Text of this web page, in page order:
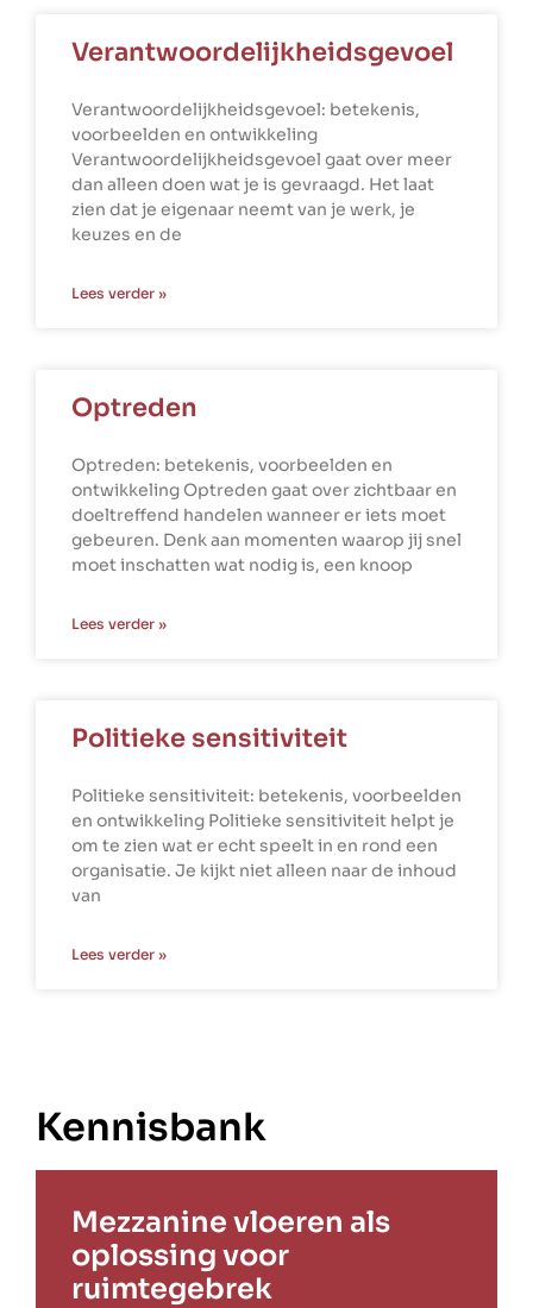
Verantwoordelijkheidsgevoel
Verantwoordelijkheidsgevoel: betekenis,
voorbeelden en ontwikkeling
Verantwoordelijkheidsgevoel gaat over meer
dan alleen doen wat je is gevraagd. Het laat
zien dat je eigenaar neemt van je werk, je
keuzes en de
Lees verder »
Optreden
Optreden: betekenis, voorbeelden en
ontwikkeling Optreden gaat over zichtbaar en
doeltreffend handelen wanneer er iets moet
gebeuren. Denk aan momenten waarop jij snel
moet inschatten wat nodig is, een knoop
Lees verder »
Politieke sensitiviteit
Politieke sensitiviteit: betekenis, voorbeelden
en ontwikkeling Politieke sensitiviteit helpt je
om te zien wat er echt speelt in en rond een
organisatie. Je kijkt niet alleen naar de inhoud
van
Lees verder »
Kennisbank
Mezzanine vloeren als
oplossing voor
ruimtegebrek